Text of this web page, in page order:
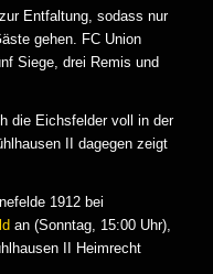
Entfaltung, sodass nur
gehen. FC Union
Siege, drei Remis und
die Eichsfelder voll in der
II dagegen zeigt
1912 bei
an (Sonntag, 15:00 Uhr),
II Heimrecht